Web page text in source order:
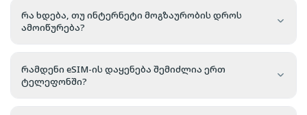
რა ხდება, თუ ინტერნეტი მოგზაურობის დროს
ამოიწურება?
რამდენი eSIM-ის დაყენება შემიძლია ერთ
ტელეფონში?